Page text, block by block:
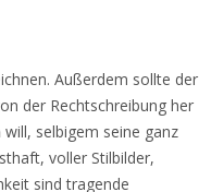
Außerdem sollte der
der Rechtschreibung her
will, selbigem seine ganz
voller Stilbilder,
sind tragende